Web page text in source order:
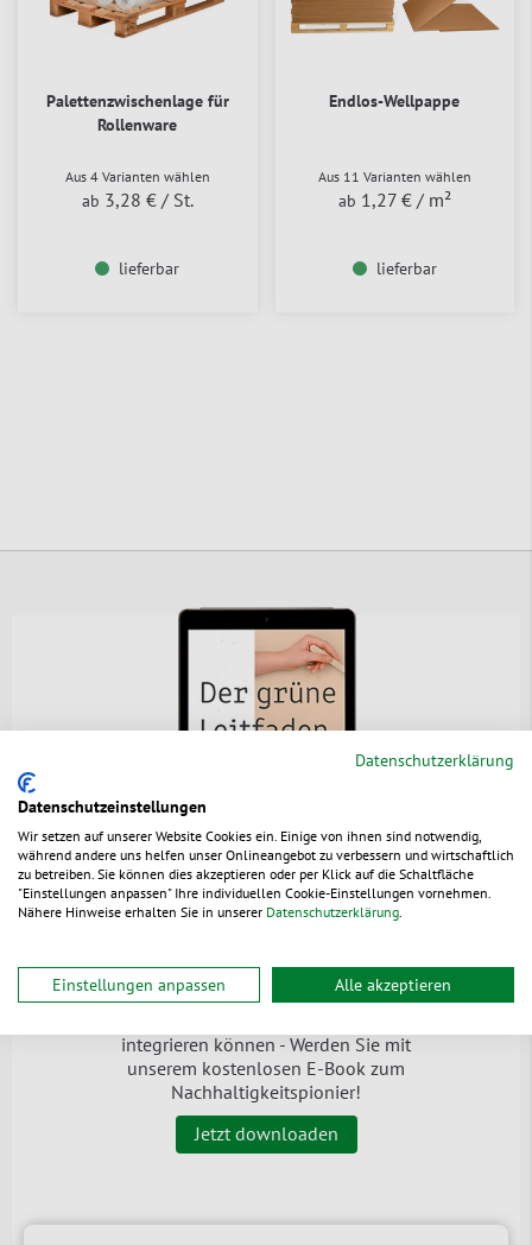
Palettenzwischenlage für
Rollenware
Aus 4 Varianten wählen
ab 3,28 € / St.
lieferbar
Endlos-Wellpappe
Aus 11 Varianten wählen
ab 1,27 € / m²
lieferbar
Dergrüne Leitfaden
Wir zeigen Ihnen wie Sie
Nachhaltigkeit in Ihren
integrieren können - Werden Sie mit
unserem kostenlosen E-Book zum
Nachhaltigkeitspionier!
Jetzt downloaden
Datenschutzerklärung
Datenschutzeinstellungen
Wir setzen auf unserer Website Cookies ein. Einige von ihnen sind notwendig,
während andere uns helfen unser Onlineangebot zu verbessern und wirtschaftlich
zu betreiben. Sie können dies akzeptieren oder per Klick auf die Schaltfläche
"Einstellungen anpassen" Ihre individuellen Cookie-Einstellungen vornehmen.
Nähere Hinweise erhalten Sie in unserer Datenschutzerklärung
Einstellungen anpassen Alle akzeptieren